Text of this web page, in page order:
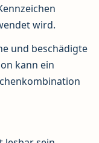
wird.
und beschädigte
kann ein